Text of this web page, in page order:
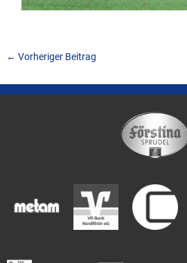
← Vorheriger Beitrag